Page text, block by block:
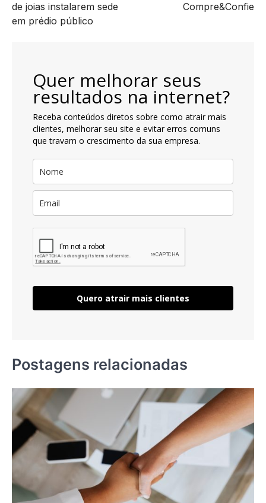
de joias instalarem sede
em prédio público
Compre&Confie
Quer melhorar seus
resultados na internet?
Receba conteúdos diretos sobre como atrair mais
clientes, melhorar seu site e evitar erros comuns
que travam o crescimento da sua empresa.
Quero atrair mais clientes
Postagens relacionadas